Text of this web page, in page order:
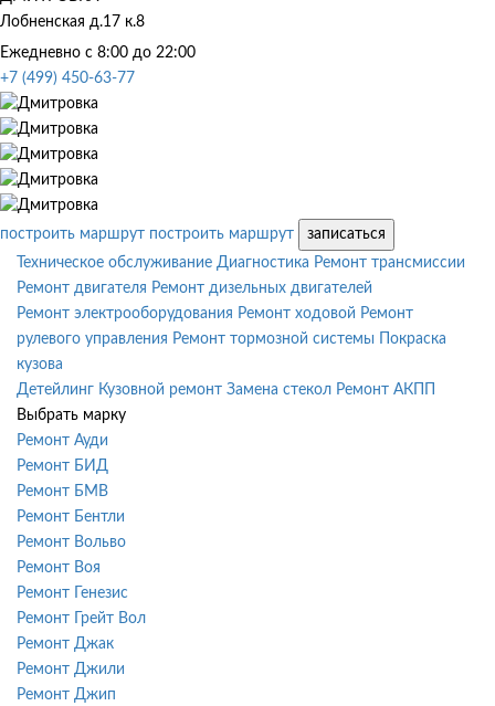
Лобненская д.17 к.8
Ежедневно с 8:00 до 22:00
+7 (499) 450-63-77
построить маршрут построить маршрут
записаться
Техническое обслуживание Диагностика Ремонт трансмиссии
Ремонт двигателя Ремонт дизельных двигателей
Ремонт электрооборудования Ремонт ходовой Ремонт
рулевого управления Ремонт тормозной системы
Покраска
кузова
Детейлинг Кузовной ремонт Замена стекол Ремонт АКПП
Выбрать марку
Ремонт Ауди
Ремонт БИД
Ремонт БМВ
Ремонт Бентли
Ремонт Вольво
Ремонт Воя
Ремонт Генезис
Ремонт Грейт Вол
Ремонт Джак
Ремонт Джили
Ремонт Джип